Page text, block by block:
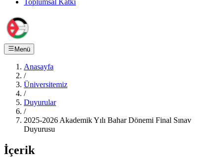
Toplumsal Katkı
Menü
Anasayfa
/
Üniversitemiz
/
Duyurular
/
2025-2026 Akademik Yılı Bahar Dönemi Final Sınav
Duyurusu
İçerik